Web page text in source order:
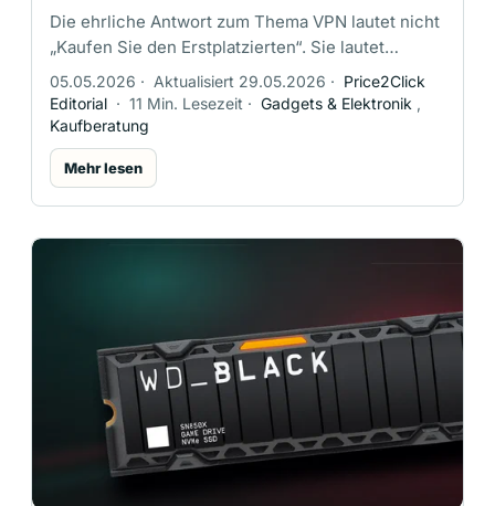
Die ehrliche Antwort zum Thema VPN lautet nicht
„Kaufen Sie den Erstplatzierten“. Sie lautet
vielmehr: Kaufen Sie den Dienst, der zu Ihrer
Aufgabe passt, und nutzen Sie …
05.05.2026 · Aktualisiert 29.05.2026 · Price2Click
Editorial · 11 Min. Lesezeit · Gadgets & Elektronik ,
Kaufberatung
Mehr lesen